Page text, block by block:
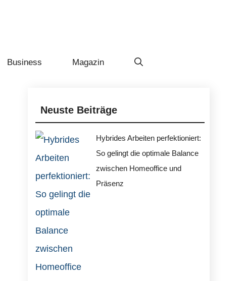
Business Magazin
Neuste Beiträge
Hybrides Arbeiten perfektioniert:
So gelingt die optimale Balance
zwischen Homeoffice und
Präsenz